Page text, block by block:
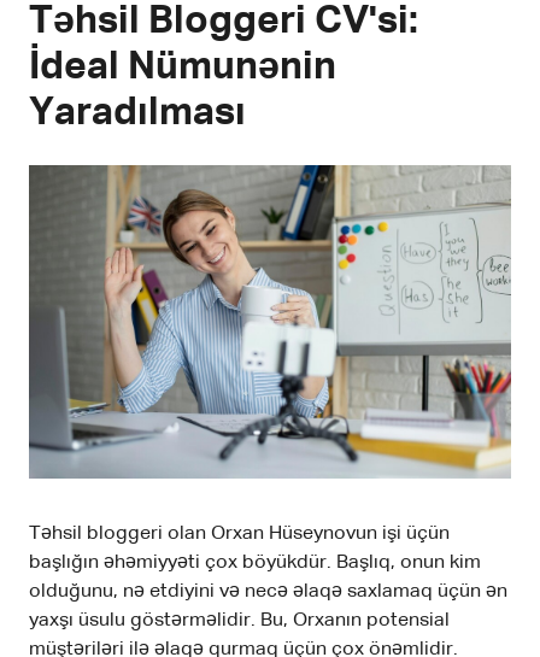
Təhsil Bloggeri CV'si:
İdeal Nümunənin
Yaradılması
Təhsil bloggeri olan Orxan Hüseynovun işi üçün
başlığın əhəmiyyəti çox böyükdür. Başlıq, onun kim
olduğunu, nə etdiyini və necə əlaqə saxlamaq üçün ən
yaxşı üsulu göstərməlidir. Bu, Orxanın potensial
müştəriləri ilə əlaqə qurmaq üçün çox önəmlidir.